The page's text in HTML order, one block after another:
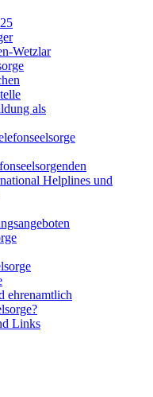
Wetzlar
als
Helplines und
ehrenamtlich
Links